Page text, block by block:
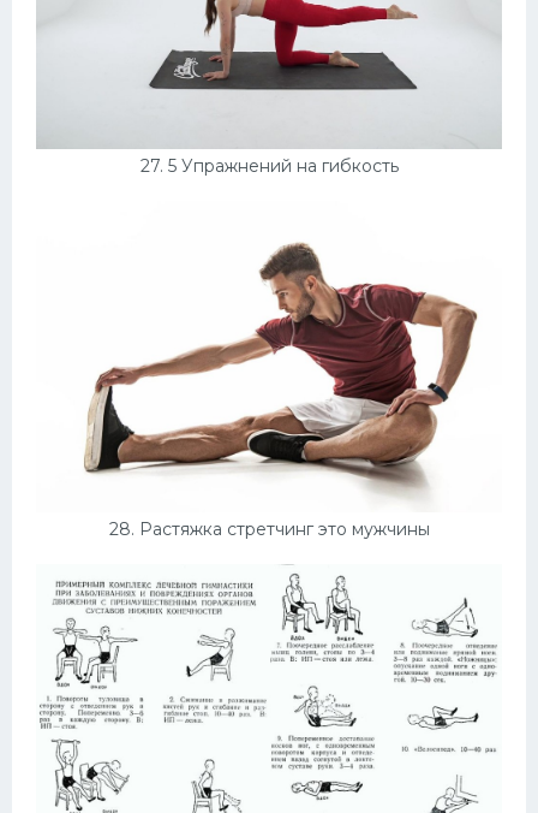
27. 5 Упражнений на гибкость
28. Растяжка стретчинг это мужчины